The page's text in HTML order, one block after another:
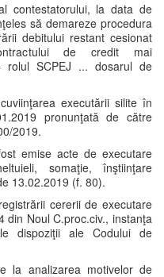
contestatorului, la data de
să demareze procedura
debitului restant cesionat
de credit mai
rolul SCPEJ ... dosarul de
executării silite în
pronunţată de către
2019.
emise acte de executare
somaţie, înştiinţare
13.02.2019 (f. 80).
cererii de executare
din Noul C.proc.civ., instanţa
dispoziţii ale Codului de
la analizarea motivelor de